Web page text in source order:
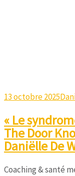
13 octobre 2025
« Le
The Door
Daniëlle De
Coaching & santé